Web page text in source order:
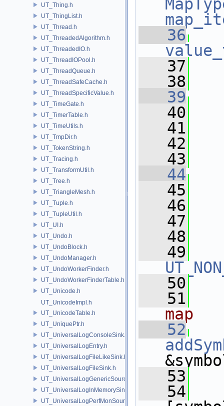
UT_Thing.h
UT_ThingList.h
UT_Thread.h
UT_ThreadedAlgorithm.h
UT_ThreadedIO.h
UT_ThreadIOPool.h
UT_ThreadQueue.h
UT_ThreadSafeCache.h
UT_ThreadSpecificValue.h
UT_TimeGate.h
UT_TimerTable.h
UT_TimeUtils.h
UT_TmpDir.h
UT_TokenString.h
UT_Tracing.h
UT_TransformUtil.h
UT_Tree.h
UT_TriangleMesh.h
UT_Tuple.h
UT_TupleUtil.h
UT_UI.h
UT_Undo.h
UT_UndoBlock.h
UT_UndoManager.h
UT_UndoWorkerFinder.h
UT_UndoWorkerFinderTable.h
UT_Unicode.h
UT_UnicodeImpl.h
UT_UnicodeTable.h
UT_UniquePtr.h
UT_UniversalLogConsoleSink.h
UT_UniversalLogEntry.h
UT_UniversalLogFileLikeSink.h
UT_UniversalLogFileSink.h
UT_UniversalLogGenericSource.h
UT_UniversalLogInMemorySink.h
UT_UniversalLogPerfMonSource.h
   36
   37
   38
   39
   40
   41
   42
   43
   44
   45
   46
   47
   48
   49
   50
   51
map
   52
   53
   54